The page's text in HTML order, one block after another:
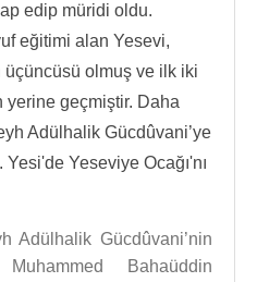
edip müridi oldu.
eğitimi alan Yesevi,
olmuş ve ilk iki
geçmiştir. Daha
Adülhalik Gücdûvani’ye
Yeseviye Ocağı'nı
Adülhalik Gücdûvani’nin
Bahaüddin